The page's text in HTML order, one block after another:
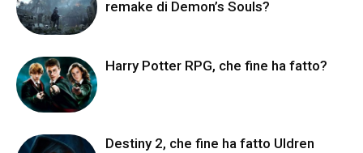
remake di Demon’s Souls?
Harry Potter RPG, che fine ha fatto?
Destiny 2, che fine ha fatto Uldren